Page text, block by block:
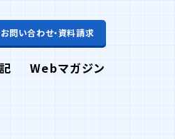
お問い合わせ・資料請求
Webマガジン